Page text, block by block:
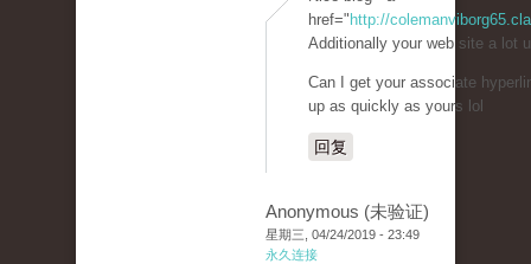
href=" http://
Additionally your web site a lot
Can I get your associate
up as quickly as yours lol
回复
Anonymous (未验证)
星期三, 04/24/2019 - 23:49
永久连接